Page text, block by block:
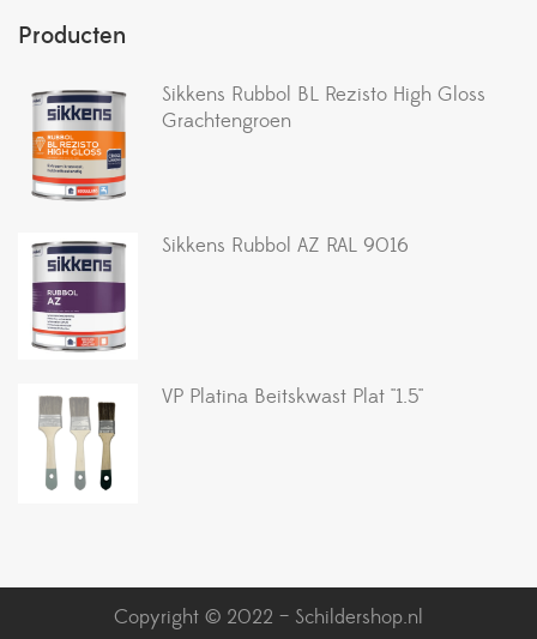
Producten
Sikkens Rubbol BL Rezisto High Gloss
Grachtengroen
Sikkens Rubbol AZ RAL 9016
VP Platina Beitskwast Plat ''1.5''
Copyright © 2022 – Schildershop.nl